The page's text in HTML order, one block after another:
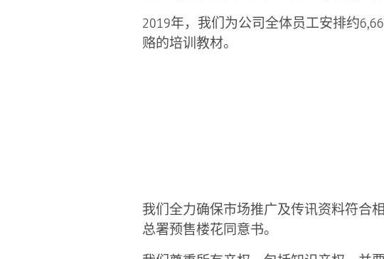
2019年，我们为公司全体员工安排约
赂的培训教材。
我们全力确保市场推广及传讯资料符合
总署预售楼花同意书。